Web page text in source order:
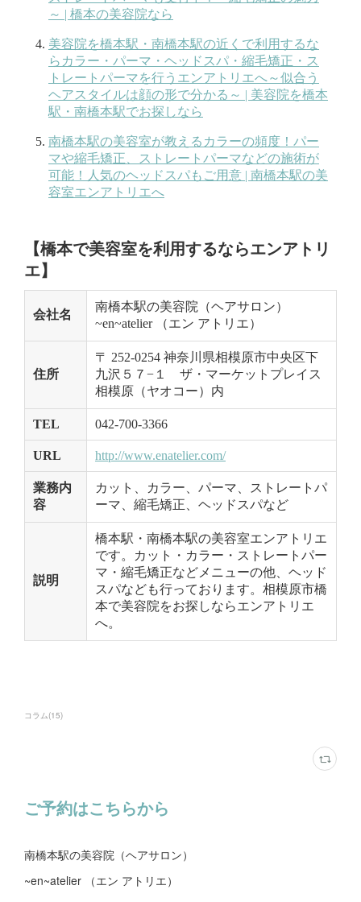
コラム(15)
ご予約はこちらから
南橋本駅の美容院（ヘアサロン）
~en~atelier （エン アトリエ）